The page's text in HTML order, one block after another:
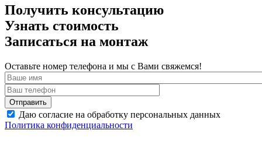
Получить консультацию
Узнать стоимость
Записаться на монтаж
Оставьте номер телефона и мы с Вами свяжемся!
Даю согласие на обработку персональных данных
Политика конфиденциальности